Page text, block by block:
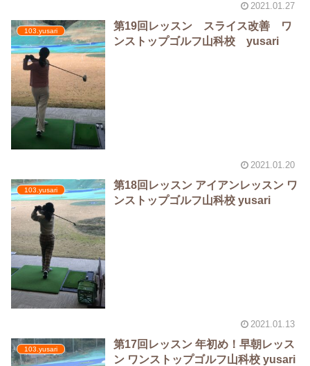
2021.01.27
103.yusari
第19回レッスン スライス改善 ワ
ンストップゴルフ山科校 yusari
2021.01.20
103.yusari
第18回レッスン アイアンレッスン ワ
ンストップゴルフ山科校 yusari
2021.01.13
103.yusari
第17回レッスン 年初め！早朝レッス
ン ワンストップゴルフ山科校 yusari